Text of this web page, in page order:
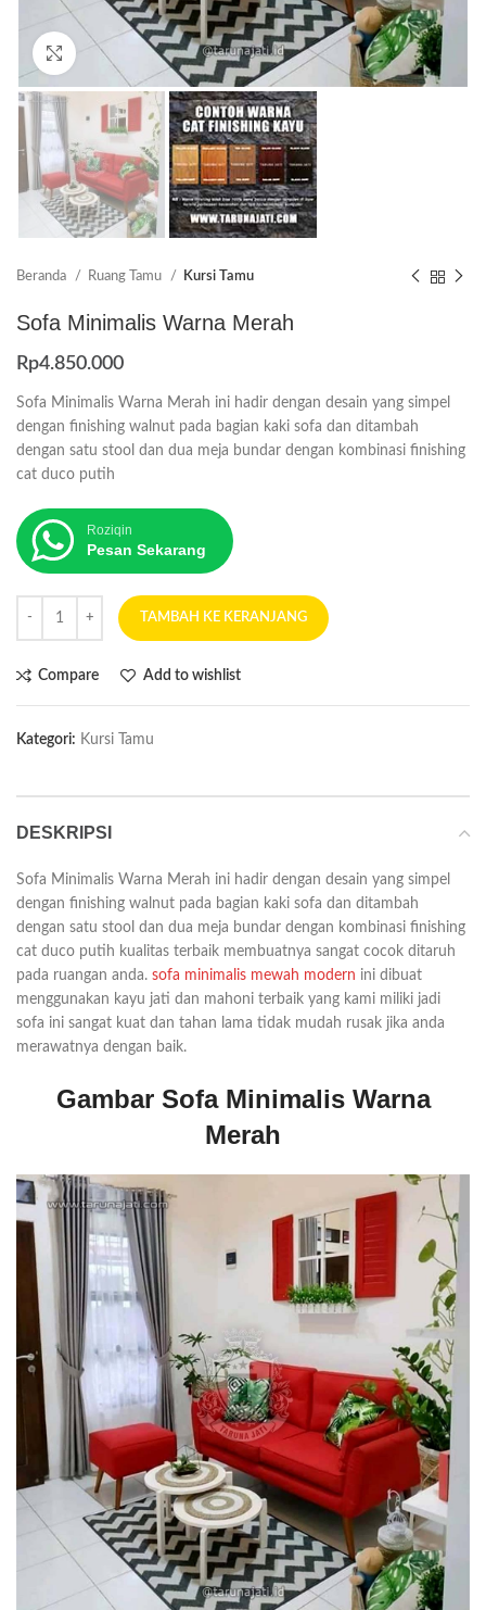
Click to enlarge
Beranda Ruang Tamu Kursi Tamu
Sofa Minimalis Warna Merah
Rp4.850.000
Sofa Minimalis Warna Merah ini hadir dengan desain yang simpel
dengan finishing walnut pada bagian kaki sofa dan ditambah
dengan satu stool dan dua meja bundar dengan kombinasi finishing
cat duco putih
Roziqin
Pesan Sekarang
TAMBAH KE KERANJANG
Compare Add to wishlist
Kategori: Kursi Tamu
DESKRIPSI
Sofa Minimalis Warna Merah ini hadir dengan desain yang simpel
dengan finishing walnut pada bagian kaki sofa dan ditambah
dengan satu stool dan dua meja bundar dengan kombinasi finishing
cat duco putih kualitas terbaik membuatnya sangat cocok ditaruh
pada ruangan anda. sofa minimalis mewah modern ini dibuat
menggunakan kayu jati dan mahoni terbaik yang kami miliki jadi
sofa ini sangat kuat dan tahan lama tidak mudah rusak jika anda
merawatnya dengan baik.
Gambar Sofa Minimalis Warna
Merah